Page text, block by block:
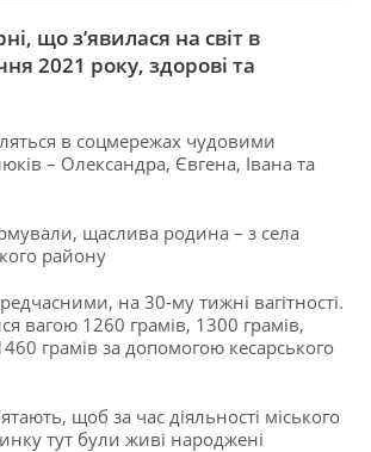
що з’явилася на світ в
2021 року, здорові та
в соцмережах чудовими
– Олександра, Євгена, Івана та
щаслива родина – з села
району
на 30-му тижні вагітності.
вагою 1260 грамів, 1300 грамів,
грамів за допомогою кесарського
щоб за час діяльності міського
тут були живі народжені